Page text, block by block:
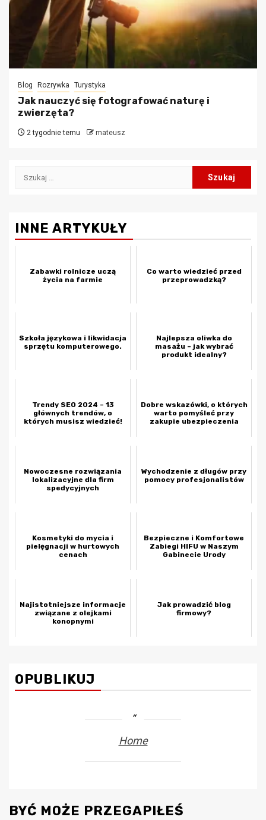
Blog Rozrywka Turystyka
Jak nauczyć się fotografować naturę i
zwierzęta?
2 tygodnie temu mateusz
Szukaj:
INNE ARTYKUŁY
Zabawki rolnicze uczą
życia na farmie
Co warto wiedzieć przed
przeprowadzką?
Szkoła językowa i likwidacja
sprzętu komputerowego.
Najlepsza oliwka do
masażu – jak wybrać
produkt idealny?
Trendy SEO 2024 – 13
głównych trendów, o
których musisz wiedzieć!
Dobre wskazówki, o których
warto pomyśleć przy
zakupie ubezpieczenia
Nowoczesne rozwiązania
lokalizacyjne dla firm
spedycyjnych
Wychodzenie z długów przy
pomocy profesjonalistów
Kosmetyki do mycia i
pielęgnacji w hurtowych
cenach
Bezpieczne i Komfortowe
Zabiegi HIFU w Naszym
Gabinecie Urody
Najistotniejsze informacje
związane z olejkami
konopnymi
Jak prowadzić blog
firmowy?
OPUBLIKUJ
Home
BYĆ MOŻE PRZEGAPIŁEŚ